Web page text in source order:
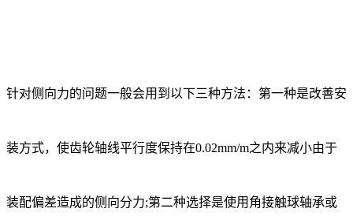
针对侧向力的问题一般会用到以下三种方法：第一种是改善安
装方式，使齿轮轴线平行度保持在0.02mm/m之内来减小由于
装配偏差造成的侧向分力;第二种选择是使用角接触球轴承或